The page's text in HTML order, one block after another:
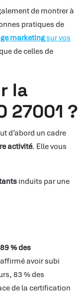
de montrer à
pratiques de
marketingsur vos
de celles de
la
27001 ?
d’abord un cadre
activité. Elle vous
induits par une
89 % des
avoir subi
83 % des
de la certification